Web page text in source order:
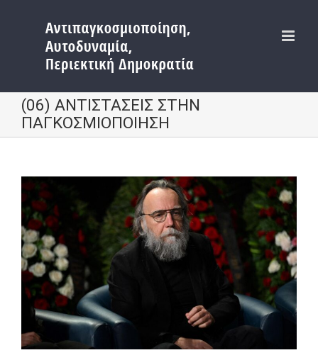
περιεχόμενο
(06) ΑΝΤΙΣΤΑΣΕΙΣ ΣΤΗΝ
ΠΑΓΚΟΣΜΙΟΠΟΙΗΣΗ